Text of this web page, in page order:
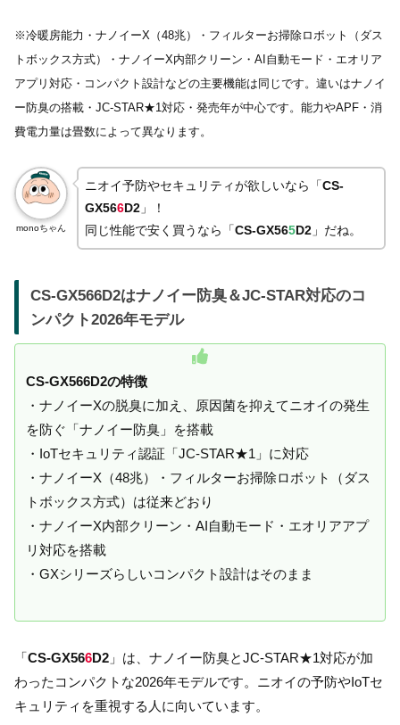
※冷暖房能力・ナノイーX（48兆）・フィルターお掃除ロボット（ダス
トボックス方式）・ナノイーX内部クリーン・AI自動モード・エオリア
アプリ対応・コンパクト設計などの主要機能は同じです。違いはナノイ
ー防臭の搭載・JC-STAR★1対応・発売年が中心です。能力やAPF・消
費電力量は畳数によって異なります。
monoちゃん
ニオイ予防やセキュリティが欲しいなら「CS-
GX566D2 」！
同じ性能で安く買うなら「CS-GX565D2 」だね。
CS-GX566D2はナノイー防臭＆JC-STAR対応のコ
ンパクト2026年モデル
CS-GX566D2の特徴
・ナノイーXの脱臭に加え、原因菌を抑えてニオイの発生
を防ぐ「ナノイー防臭」を搭載
・IoTセキュリティ認証「JC-STAR★1」に対応
・ナノイーX（48兆）・フィルターお掃除ロボット（ダス
トボックス方式）は従来どおり
・ナノイーX内部クリーン・AI自動モード・エオリアアプ
リ対応を搭載
・GXシリーズらしいコンパクト設計はそのまま
「CS-GX566D2 」は、ナノイー防臭とJC-STAR★1対応が加
わったコンパクトな2026年モデルです。ニオイの予防やIoTセ
キュリティを重視する人に向いています。